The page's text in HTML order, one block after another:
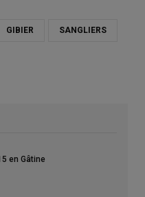
GIBIER SANGLIERS
en Gâtine